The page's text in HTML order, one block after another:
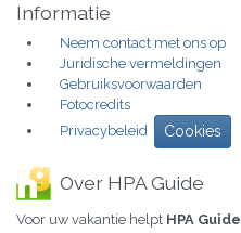
Informatie
Neem contact met ons op
Juridische vermeldingen
Gebruiksvoorwaarden
Fotocredits
Privacybeleid
Cookies
Over HPA Guide
Voor uw vakantie helpt HPA Guide